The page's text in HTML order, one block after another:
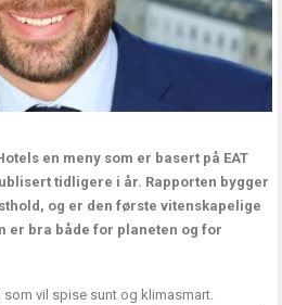
en meny som er basert på EAT
tidligere i år. Rapporten bygger
og er den første vitenskapelige
er bra både for planeten og for
vil spise sunt og klimasmart.